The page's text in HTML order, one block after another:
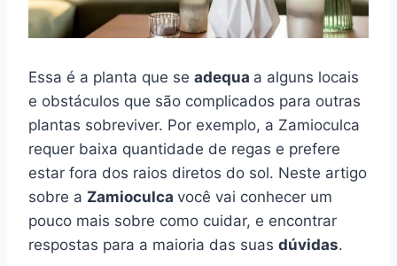
Essa é a planta que se adequa a alguns locais
e obstáculos que são complicados para outras
plantas sobreviver. Por exemplo, a Zamioculca
requer baixa quantidade de regas e prefere
estar fora dos raios diretos do sol. Neste artigo
sobre a Zamioculca você vai conhecer um
pouco mais sobre como cuidar, e encontrar
respostas para a maioria das suas dúvidas.